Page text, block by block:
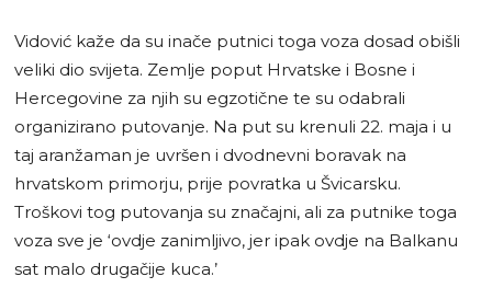
Vidović kaže da su inače putnici toga voza dosad obišli
veliki dio svijeta. Zemlje poput Hrvatske i Bosne i
Hercegovine za njih su egzotične te su odabrali
organizirano putovanje. Na put su krenuli 22. maja i u
taj aranžaman je uvršen i dvodnevni boravak na
hrvatskom primorju, prije povratka u Švicarsku.
Troškovi tog putovanja su značajni, ali za putnike toga
voza sve je ‘ovdje zanimljivo, jer ipak ovdje na Balkanu
sat malo drugačije kuca.’